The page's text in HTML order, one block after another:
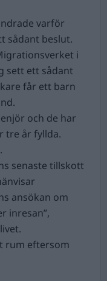
varför
sådant beslut.
i
sett ett sådant
får ett barn
och de har
tre år fyllda.
senaste tillskott
ansökan om
inresan”,
rum eftersom